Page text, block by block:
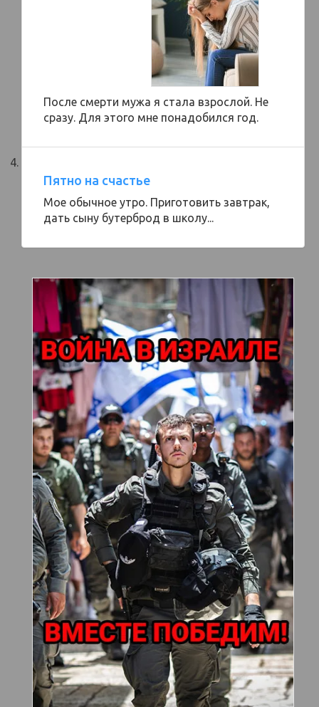
После смерти мужа я стала взрослой. Не
сразу. Для этого мне понадобился год.
Пятно на счастье
Мое обычное утро. Приготовить завтрак,
дать сыну бутерброд в школу...